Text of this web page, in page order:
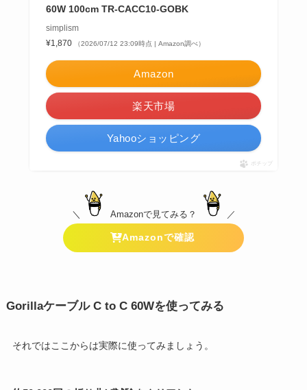
60W 100cm TR-CACC10-GOBK
simplism
¥1,870
（2026/07/12 23:09時点 | Amazon調べ）
Amazon
楽天市場
Yahooショッピング
ポチップ
＼ Amazonで見てみる？ ／
Amazonで確認
Gorillaケーブル C to C 60Wを使ってみる
それではここからは実際に使ってみましょう。